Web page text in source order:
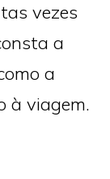
vezes
a
a
à viagem.